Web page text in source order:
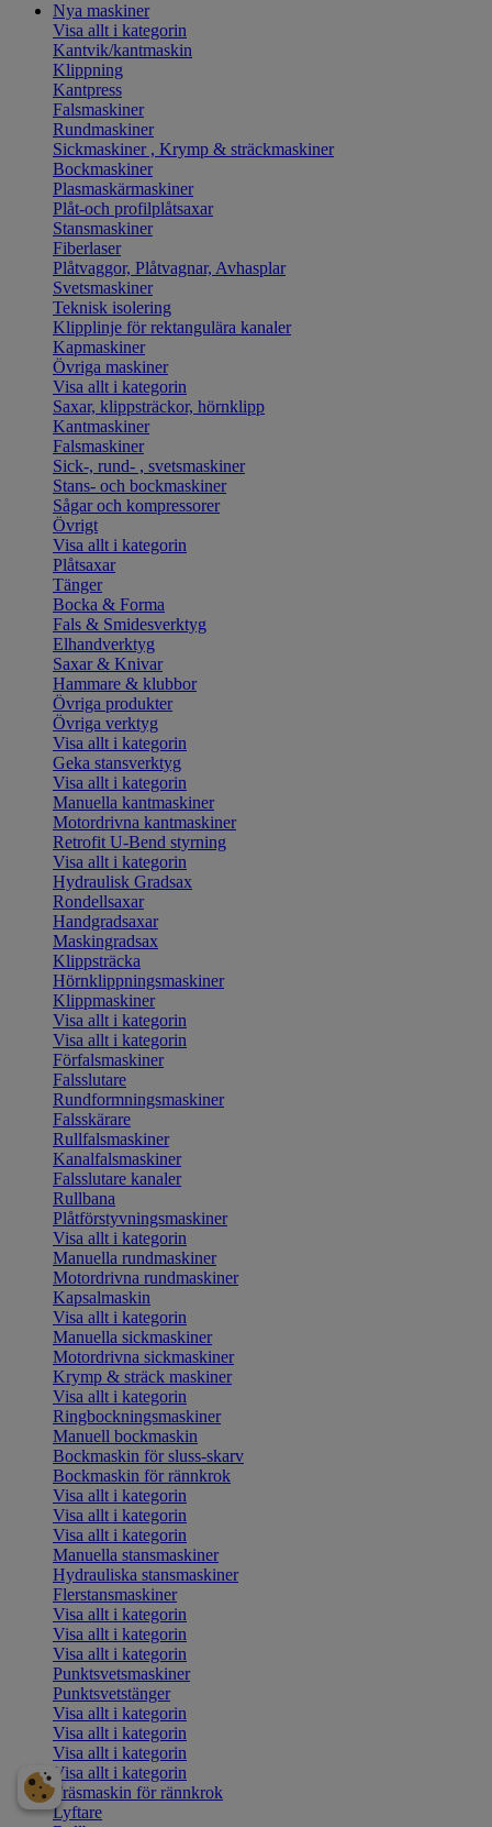
Nya maskiner
Visa allt i kategorin
Kantvik/kantmaskin
Klippning
Kantpress
Falsmaskiner
Rundmaskiner
Sickmaskiner , Krymp & sträckmaskiner
Bockmaskiner
Plasmaskärmaskiner
Plåt-och profilplåtsaxar
Stansmaskiner
Fiberlaser
Plåtvaggor, Plåtvagnar, Avhasplar
Svetsmaskiner
Teknisk isolering
Klipplinje för rektangulära kanaler
Kapmaskiner
Övriga maskiner
Visa allt i kategorin
Saxar, klippsträckor, hörnklipp
Kantmaskiner
Falsmaskiner
Sick-, rund- , svetsmaskiner
Stans- och bockmaskiner
Sågar och kompressorer
Övrigt
Visa allt i kategorin
Plåtsaxar
Tänger
Bocka & Forma
Fals & Smidesverktyg
Elhandverktyg
Saxar & Knivar
Hammare & klubbor
Övriga produkter
Övriga verktyg
Visa allt i kategorin
Geka stansverktyg
Visa allt i kategorin
Manuella kantmaskiner
Motordrivna kantmaskiner
Retrofit U-Bend styrning
Visa allt i kategorin
Hydraulisk Gradsax
Rondellsaxar
Handgradsaxar
Maskingradsax
Klippsträcka
Hörnklippningsmaskiner
Klippmaskiner
Visa allt i kategorin
Visa allt i kategorin
Förfalsmaskiner
Falsslutare
Rundformningsmaskiner
Falsskärare
Rullfalsmaskiner
Kanalfalsmaskiner
Falsslutare kanaler
Rullbana
Plåtförstyvningsmaskiner
Visa allt i kategorin
Manuella rundmaskiner
Motordrivna rundmaskiner
Kapsalmaskin
Visa allt i kategorin
Manuella sickmaskiner
Motordrivna sickmaskiner
Krymp & sträck maskiner
Visa allt i kategorin
Ringbockningsmaskiner
Manuell bockmaskin
Bockmaskin för sluss-skarv
Bockmaskin för rännkrok
Visa allt i kategorin
Visa allt i kategorin
Visa allt i kategorin
Manuella stansmaskiner
Hydrauliska stansmaskiner
Flerstansmaskiner
Visa allt i kategorin
Visa allt i kategorin
Visa allt i kategorin
Punktsvetsmaskiner
Punktsvetstänger
Visa allt i kategorin
Visa allt i kategorin
Visa allt i kategorin
Visa allt i kategorin
Fräsmaskin för rännkrok
Lyftare